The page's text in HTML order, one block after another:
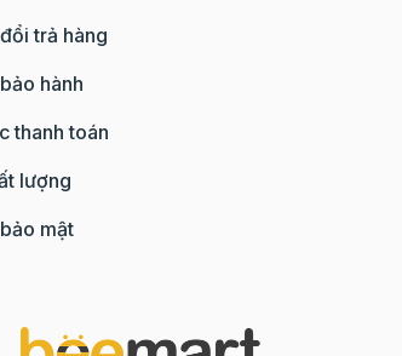
trả hàng
hành
thanh toán
lượng
mật